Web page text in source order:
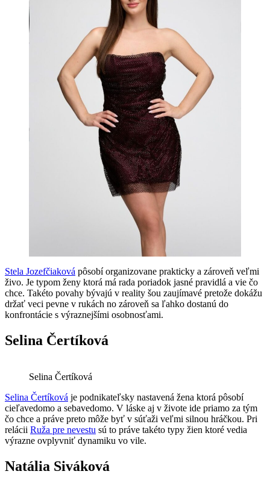
Stela Jozefčiaková pôsobí organizovane prakticky a zároveň veľmi
živo. Je typom ženy ktorá má rada poriadok jasné pravidlá a vie čo
chce. Takéto povahy bývajú v reality šou zaujímavé pretože dokážu
držať veci pevne v rukách no zároveň sa ľahko dostanú do
konfrontácie s výraznejšími osobnosťami.
Selina Čertíková
Selina Čertíková
Selina Čertíková je podnikateľsky nastavená žena ktorá pôsobí
cieľavedomo a sebavedomo. V láske aj v živote ide priamo za tým
čo chce a práve preto môže byť v súťaži veľmi silnou hráčkou. Pri
relácii Ruža pre nevestu sú to práve takéto typy žien ktoré vedia
výrazne ovplyvniť dynamiku vo vile.
Natália Siváková